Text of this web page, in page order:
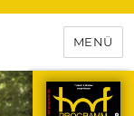
MENÜ